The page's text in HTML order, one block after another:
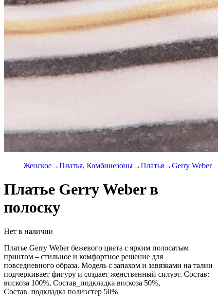
Женское Платья, Комбинезоны Платья Gerry Weber
Платье Gerry Weber в
полоску
Нет в наличии
Платье Gerry Weber бежевого цвета с ярким полосатым
принтом – стильное и комфортное решение для
повседневного образа. Модель с запахом и завязками на талии
подчеркивает фигуру и создает женственный силуэт. Состав:
вискоза 100%, Состав_подкладка вискоза 50%,
Состав_подкладка полиэстер 50%